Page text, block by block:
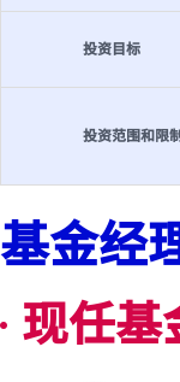
投资目标
投资范围和限制
基金经
现任基